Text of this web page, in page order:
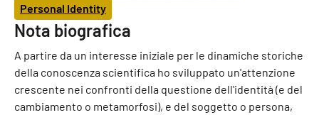
Personal Identity
Nota biografica
A partire da un interesse iniziale per le dinamiche storiche
della conoscenza scientifica ho sviluppato un'attenzione
crescente nei confronti della questione dell'identità (e del
cambiamento o metamorfosi), e del soggetto o persona,